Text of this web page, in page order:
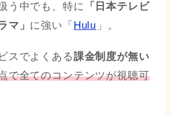
う中でも、特に
「日本テレビ
マ」 に強い「 Hulu 」。
スでよくある課金制度が無い
で全てのコンテンツが視聴可